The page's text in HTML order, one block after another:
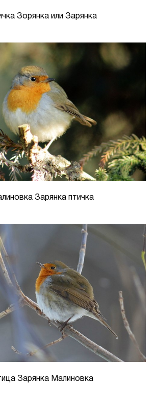
Зорянка или Зарянка
Зарянка птичка
Зарянка Малиновка